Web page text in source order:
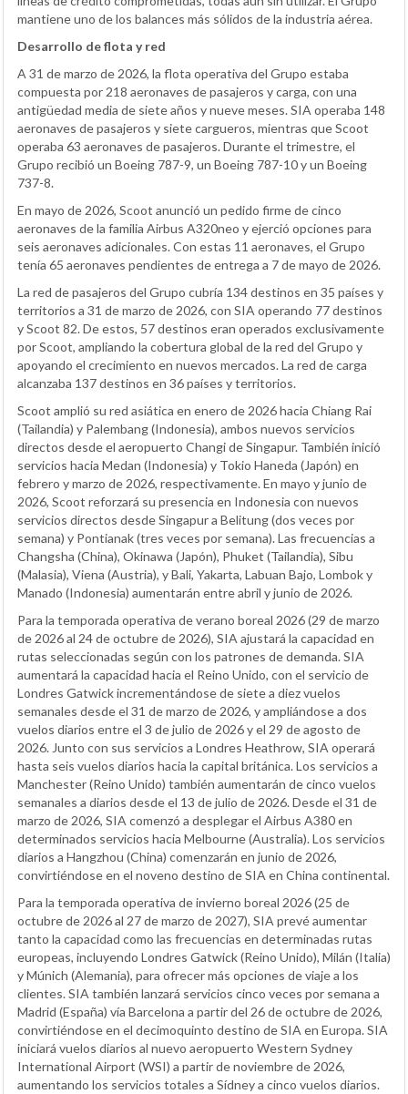
mantiene uno de los balances más sólidos de la industria aérea.
Desarrollo de flota y red
A 31 de marzo de 2026, la flota operativa del Grupo estaba
compuesta por 218 aeronaves de pasajeros y carga, con una
antigüedad media de siete años y nueve meses. SIA operaba 148
aeronaves de pasajeros y siete cargueros, mientras que Scoot
operaba 63 aeronaves de pasajeros. Durante el trimestre, el
Grupo recibió un Boeing 787-9, un Boeing 787-10 y un Boeing
737-8.
En mayo de 2026, Scoot anunció un pedido firme de cinco
aeronaves de la familia Airbus A320neo y ejerció opciones para
seis aeronaves adicionales. Con estas 11 aeronaves, el Grupo
tenía 65 aeronaves pendientes de entrega a 7 de mayo de 2026.
La red de pasajeros del Grupo cubría 134 destinos en 35 países y
territorios a 31 de marzo de 2026, con SIA operando 77 destinos
y Scoot 82. De estos, 57 destinos eran operados exclusivamente
por Scoot, ampliando la cobertura global de la red del Grupo y
apoyando el crecimiento en nuevos mercados. La red de carga
alcanzaba 137 destinos en 36 países y territorios.
Scoot amplió su red asiática en enero de 2026 hacia Chiang Rai
(Tailandia) y Palembang (Indonesia), ambos nuevos servicios
directos desde el aeropuerto Changi de Singapur. También inició
servicios hacia Medan (Indonesia) y Tokio Haneda (Japón) en
febrero y marzo de 2026, respectivamente. En mayo y junio de
2026, Scoot reforzará su presencia en Indonesia con nuevos
servicios directos desde Singapur a Belitung (dos veces por
semana) y Pontianak (tres veces por semana). Las frecuencias a
Changsha (China), Okinawa (Japón), Phuket (Tailandia), Sibu
(Malasia), Viena (Austria), y Bali, Yakarta, Labuan Bajo, Lombok y
Manado (Indonesia) aumentarán entre abril y junio de 2026.
Para la temporada operativa de verano boreal 2026 (29 de marzo
de 2026 al 24 de octubre de 2026), SIA ajustará la capacidad en
rutas seleccionadas según con los patrones de demanda. SIA
aumentará la capacidad hacia el Reino Unido, con el servicio de
Londres Gatwick incrementándose de siete a diez vuelos
semanales desde el 31 de marzo de 2026, y ampliándose a dos
vuelos diarios entre el 3 de julio de 2026 y el 29 de agosto de
2026. Junto con sus servicios a Londres Heathrow, SIA operará
hasta seis vuelos diarios hacia la capital británica. Los servicios a
Manchester (Reino Unido) también aumentarán de cinco vuelos
semanales a diarios desde el 13 de julio de 2026. Desde el 31 de
marzo de 2026, SIA comenzó a desplegar el Airbus A380 en
determinados servicios hacia Melbourne (Australia). Los servicios
diarios a Hangzhou (China) comenzarán en junio de 2026,
convirtiéndose en el noveno destino de SIA en China continental.
Para la temporada operativa de invierno boreal 2026 (25 de
octubre de 2026 al 27 de marzo de 2027), SIA prevé aumentar
tanto la capacidad como las frecuencias en determinadas rutas
europeas, incluyendo Londres Gatwick (Reino Unido), Milán (Italia)
y Múnich (Alemania), para ofrecer más opciones de viaje a los
clientes. SIA también lanzará servicios cinco veces por semana a
Madrid (España) vía Barcelona a partir del 26 de octubre de 2026,
convirtiéndose en el decimoquinto destino de SIA en Europa. SIA
iniciará vuelos diarios al nuevo aeropuerto Western Sydney
International Airport (WSI) a partir de noviembre de 2026,
aumentando los servicios totales a Sídney a cinco vuelos diarios.